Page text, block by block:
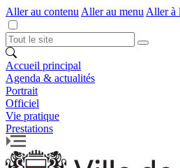
Aller au contenu Aller au menu Aller à
Accueil principal
Agenda & actualités
Portrait
Officiel
Vie pratique
Prestations